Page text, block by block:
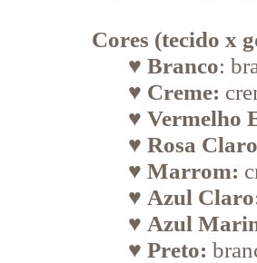
Cores (tecido x
♥ Branco:
♥ Creme:
♥ Vermelho
♥ Rosa
♥ Marrom:
♥ Azul
♥ Azul
♥ Preto: